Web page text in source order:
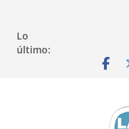
contenido
navegación
contenido
Lo
último: